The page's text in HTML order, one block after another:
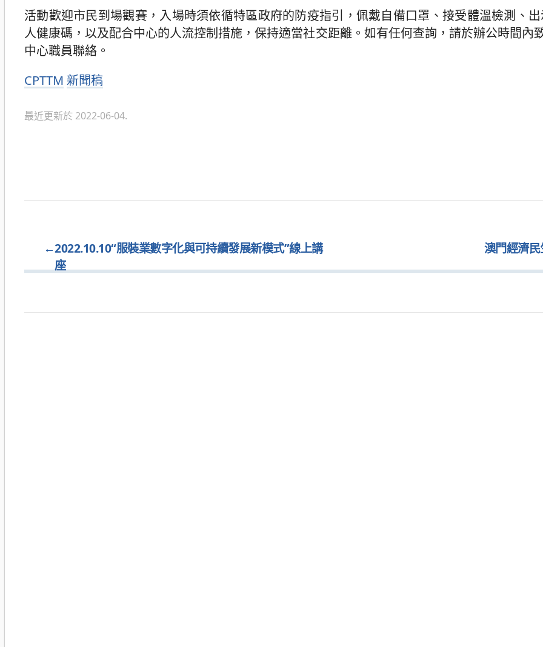
活動歡迎市民到場觀賽，入場時須依循特區政府的防疫指引，佩戴自備口罩、接受體溫檢測、
人健康碼，以及配合中心的人流控制措施，保持適當社交距離。如有任何查詢，請於辦公時間內
中心職員聯絡。
分
CPTTM 新聞稿
最近更新於 2022-06-04.
←2022.10.10“服裝業數字化與可持續發展新模式”線上講
座
澳門經濟